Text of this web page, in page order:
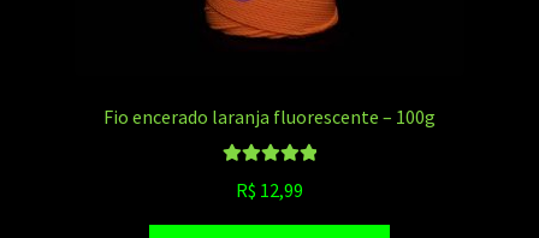
Fio encerado laranja fluorescente – 100g
5.00
de 5
R$ 12,99